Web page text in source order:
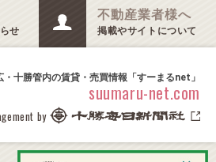
せ
不動産業者様へ
掲載やサイトについて
・十勝管内の賃貸・売買情報「すーまるnet」
suumaru-net.com
by